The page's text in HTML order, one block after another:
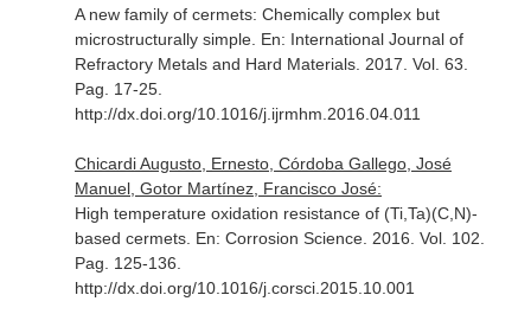
A new family of cermets: Chemically complex but
microstructurally simple. En: International Journal of
Refractory Metals and Hard Materials. 2017. Vol. 63.
Pag. 17-25.
http://dx.doi.org/10.1016/j.ijrmhm.2016.04.011
Chicardi Augusto, Ernesto, Córdoba Gallego, José
Manuel, Gotor Martínez, Francisco José:
High temperature oxidation resistance of (Ti,Ta)(C,N)-
based cermets. En: Corrosion Science. 2016. Vol. 102.
Pag. 125-136.
http://dx.doi.org/10.1016/j.corsci.2015.10.001